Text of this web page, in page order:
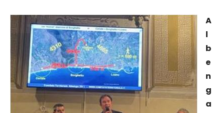
A
l
b
e
n
g
a